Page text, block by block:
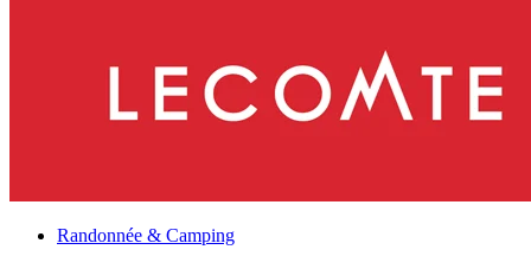
Randonnée & Camping